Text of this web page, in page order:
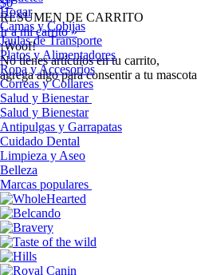
$0
RESUMEN DE CARRITO
Ir a mi carrito »
¡Woof!
No tíenes artículos en tu carrito,
agrega algo para consentir a tu mascota
Hogar
Camas y Cobijas
Jaulas de Transporte
Platos y Alimentadores
Ropa y Accesorios
Correas y Collares
Salud y Bienestar
Salud y Bienestar
Antipulgas y Garrapatas
Cuidado Dental
Limpieza y Aseo
Belleza
Marcas populares